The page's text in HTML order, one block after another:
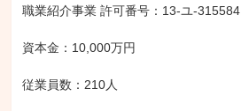
職業紹介事業 許可番号：13-ユ-315584
資本金：10,000万円
従業員数：210人